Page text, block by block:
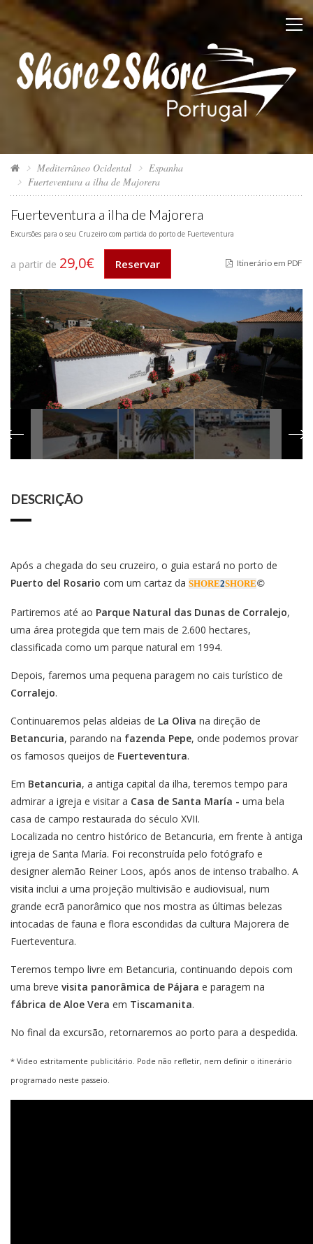
Mediterrâneo Ocidental
Espanha
Fuerteventura a ilha de Majorera
Fuerteventura a ilha de Majorera
Excursões para o seu Cruzeiro com partida do porto de Fuerteventura
a partir de 29,0€ Reservar Itinerário em PDF
DESCRIÇÃO
Após a chegada do seu cruzeiro, o guia estará no porto de
Puerto del Rosario com um cartaz da SHORE2SHORE©
Partiremos até ao Parque Natural das Dunas de Corralejo,
uma área protegida que tem mais de 2.600 hectares,
classificada como um parque natural em 1994.
Depois, faremos uma pequena paragem no cais turístico de
Corralejo.
Continuaremos pelas aldeias de La Oliva na direção de
Betancuria, parando na fazenda Pepe, onde podemos provar
os famosos queijos de Fuerteventura.
Em Betancuria, a antiga capital da ilha, teremos tempo para
admirar a igreja e visitar a Casa de Santa María - uma bela
casa de campo restaurada do século XVII.
Localizada no centro histórico de Betancuria, em frente à antiga
igreja de Santa María. Foi reconstruída pelo fotógrafo e
designer alemão Reiner Loos, após anos de intenso trabalho. A
visita inclui a uma projeção multivisão e audiovisual, num
grande ecrã panorâmico que nos mostra as últimas belezas
intocadas de fauna e flora escondidas da cultura Majorera de
Fuerteventura.
Teremos tempo livre em Betancuria, continuando depois com
uma breve visita panorâmica de Pájara e paragem na
fábrica de Aloe Vera em Tiscamanita.
No final da excursão, retornaremos ao porto para a despedida.
* Video estritamente publicitário. Pode não refletir, nem definir o itinerário
programado neste passeio.